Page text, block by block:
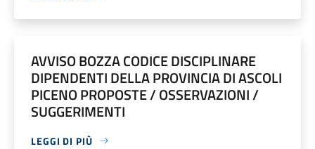
AVVISO BOZZA CODICE DISCIPLINARE
DIPENDENTI DELLA PROVINCIA DI ASCOLI
PICENO PROPOSTE / OSSERVAZIONI /
SUGGERIMENTI
LEGGI DI PIÙ